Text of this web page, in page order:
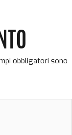
obbligatori sono